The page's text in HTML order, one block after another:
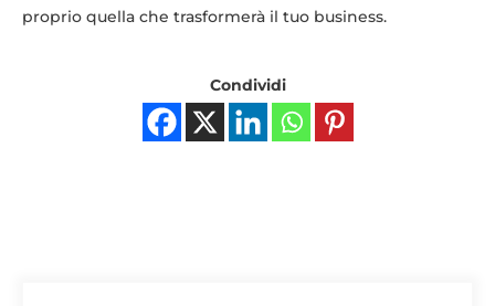
proprio quella che trasformerà il tuo business.
Condividi